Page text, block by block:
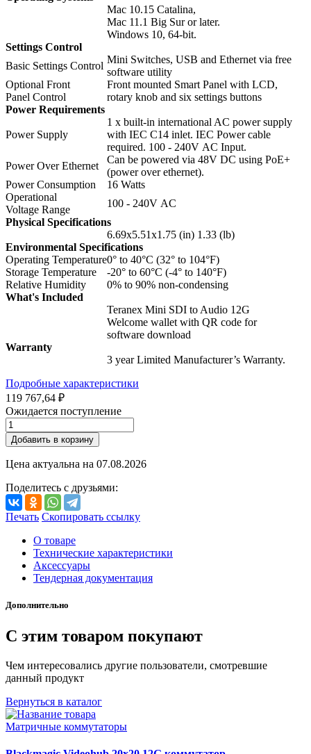
Mac 10.15 Catalina,
Mac 11.1 Big Sur or later.
Windows 10, 64-bit.
Settings Control
Basic Settings Control
Mini Switches, USB and Ethernet via free
software utility
Optional Front
Panel Control
Front mounted Smart Panel with LCD,
rotary knob and six settings buttons
Power Requirements
Power Supply
1 x built-in international AC power supply
with IEC C14 inlet. IEC Power cable
required. 100 - 240V AC Input.
Power Over Ethernet
Can be powered via 48V DC using PoE+
(power over ethernet).
Power Consumption
16 Watts
Operational
Voltage Range
100 - 240V AC
Physical Specifications
6.69x5.51x1.75 (in) 1.33 (lb)
Environmental Specifications
Operating Temperature0° to 40°C (32° to 104°F)
Storage Temperature
-20° to 60°C (-4° to 140°F)
Relative Humidity
0% to 90% non‑condensing
What's Included
Teranex Mini SDI to Audio 12G
Welcome wallet with QR code for
software download
Warranty
3 year Limited Manufacturer’s Warranty.
Подробные характеристики
119 767,64 ₽
Ожидается поступление
Добавить в корзину
Цена актуальна на 07.08.2026
Поделитесь с друзьями:
Печать Скопировать ссылку
О товаре
Технические характеристики
Аксессуары
Тендерная документация
Дополнительно
С этим товаром покупают
Чем интересовались другие пользователи, смотревшие
данный продукт
Вернуться в каталог
Матричные коммутаторы